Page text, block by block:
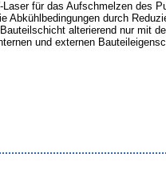
für das Aufschmelzen des
Abkühlbedingungen durch
alterierend nur mit
und externen